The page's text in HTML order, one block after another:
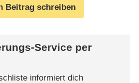
Beitrag schreiben
Service per
informiert dich